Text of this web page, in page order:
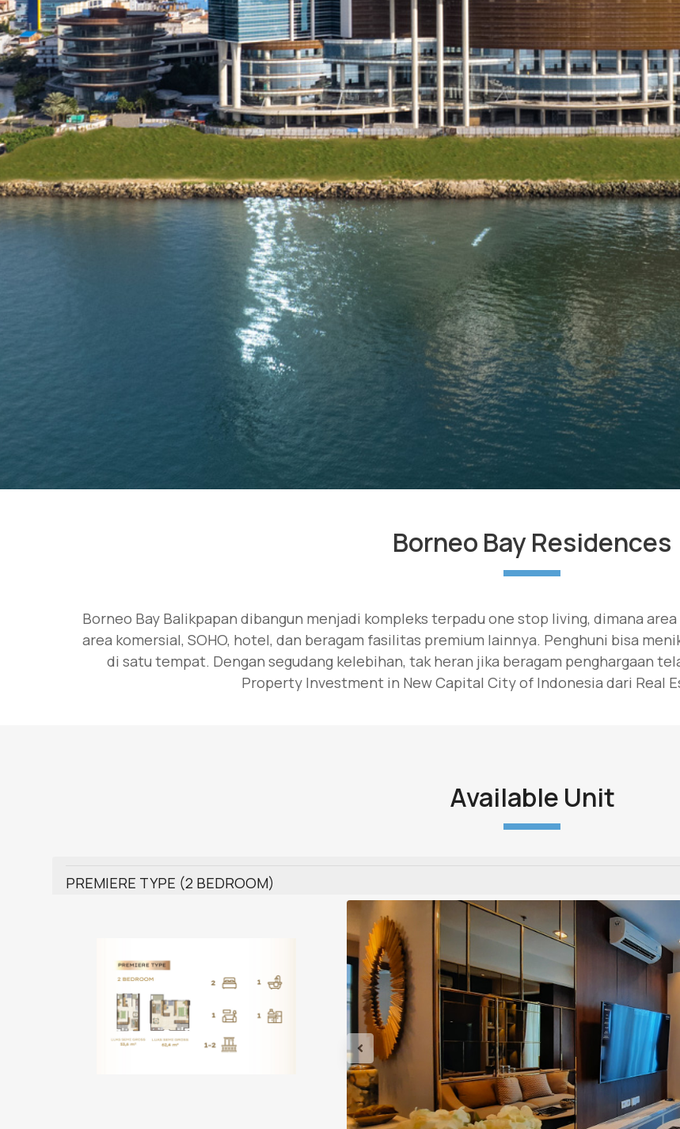
Borneo Bay Residences
Borneo Bay Balikpapan dibangun menjadi kompleks terpadu one stop living, dimana
area komersial, SOHO, hotel, dan beragam fasilitas premium lainnya. Penghuni bisa
di satu tempat. Dengan segudang kelebihan, tak heran jika beragam penghargaan
Property Investment in New Capital City of Indonesia dari Real
Available Unit
PREMIERE TYPE (2 BEDROOM)